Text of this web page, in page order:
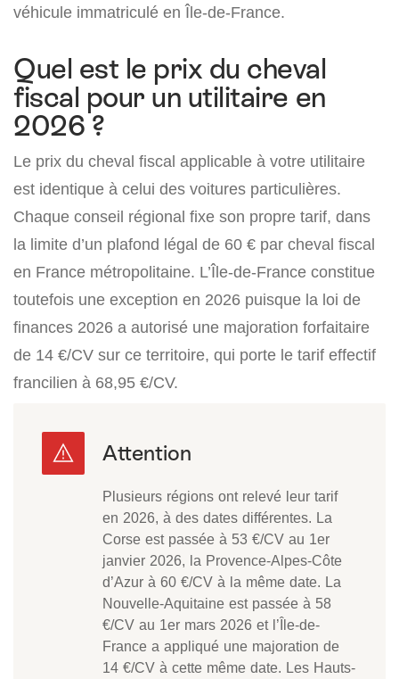
véhicule immatriculé en Île-de-France.
Quel est le prix du cheval
fiscal pour un utilitaire en
2026 ?
Le prix du cheval fiscal applicable à votre utilitaire
est identique à celui des voitures particulières.
Chaque conseil régional fixe son propre tarif, dans
la limite d’un plafond légal de 60 € par cheval fiscal
en France métropolitaine. L’Île-de-France constitue
toutefois une exception en 2026 puisque la loi de
finances 2026 a autorisé une majoration forfaitaire
de 14 €/CV sur ce territoire, qui porte le tarif effectif
francilien à 68,95 €/CV.
Plusieurs régions ont relevé leur tarif
en 2026, à des dates différentes. La
Corse est passée à 53 €/CV au 1er
janvier 2026, la Provence-Alpes-Côte
d’Azur à 60 €/CV à la même date. La
Nouvelle-Aquitaine est passée à 58
€/CV au 1er mars 2026 et l’Île-de-
France a appliqué une majoration de
14 €/CV à cette même date. Les Hauts-